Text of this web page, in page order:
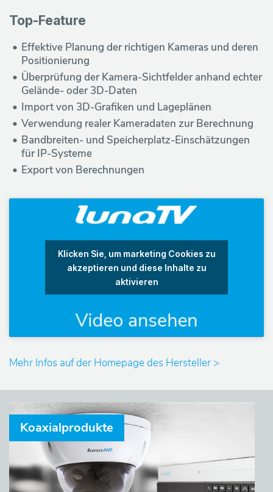
Top-Feature
Effektive Planung der richtigen Kameras und deren
Positionierung
Überprüfung der Kamera-Sichtfelder anhand echter
Gelände- oder 3D-Daten
Import von 3D-Grafiken und Lageplänen
Verwendung realer Kameradaten zur Berechnung
Bandbreiten- und Speicherplatz-Einschätzungen
für IP-Systeme
Export von Berechnungen
Klicken Sie, um marketing Cookies zu
akzeptieren und diese Inhalte zu
aktivieren
Mehr Infos auf der Homepage des Hersteller >
Koaxialprodukte
e
r
Ü
b
e
r
u
n
s
e
r
v
i
c
e